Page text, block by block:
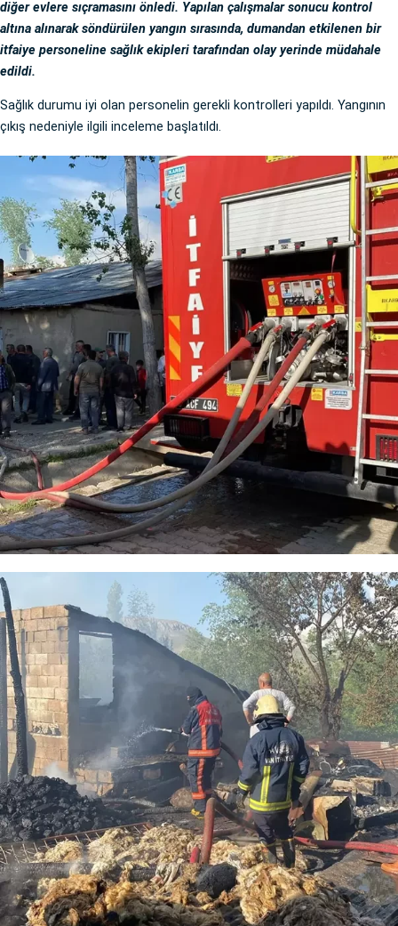
diğer evlere sıçramasını önledi. Yapılan çalışmalar sonucu kontrol
altına alınarak söndürülen yangın sırasında, dumandan etkilenen bir
itfaiye personeline sağlık ekipleri tarafından olay yerinde müdahale
edildi.
Sağlık durumu iyi olan personelin gerekli kontrolleri yapıldı. Yangının
çıkış nedeniyle ilgili inceleme başlatıldı.